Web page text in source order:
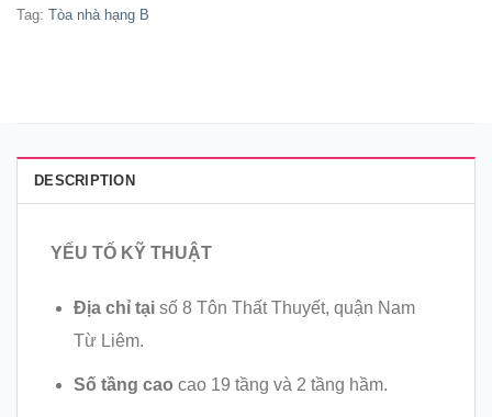
Tag: Tòa nhà hạng B
DESCRIPTION
YẾU TỐ KỸ THUẬT
Địa chỉ tại số 8 Tôn Thất Thuyết, quận Nam
Từ Liêm.
Số tầng cao cao 19 tầng và 2 tầng hầm.